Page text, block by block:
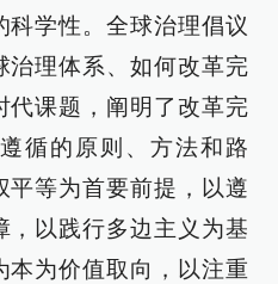
学性。全球治理倡议
治理体系、如何改革完
代课题，阐明了改革完
循的原则、方法和路
平等为首要前提，以遵
，以践行多边主义为基
本为价值取向，以注重